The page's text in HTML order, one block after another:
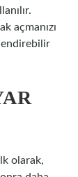
açmanızı
olarak,